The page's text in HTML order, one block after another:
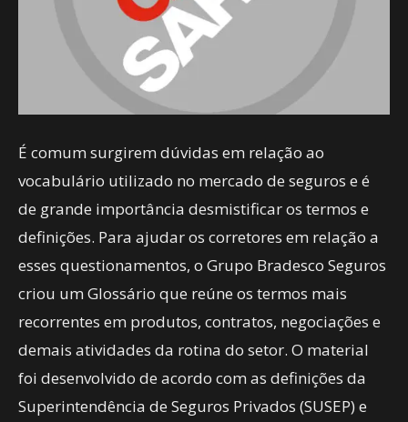
É comum surgirem dúvidas em relação ao
vocabulário utilizado no mercado de seguros e é
de grande importância desmistificar os termos e
definições. Para ajudar os corretores em relação a
esses questionamentos, o Grupo Bradesco Seguros
criou um Glossário que reúne os termos mais
recorrentes em produtos, contratos, negociações e
demais atividades da rotina do setor. O material
foi desenvolvido de acordo com as definições da
Superintendência de Seguros Privados (SUSEP) e